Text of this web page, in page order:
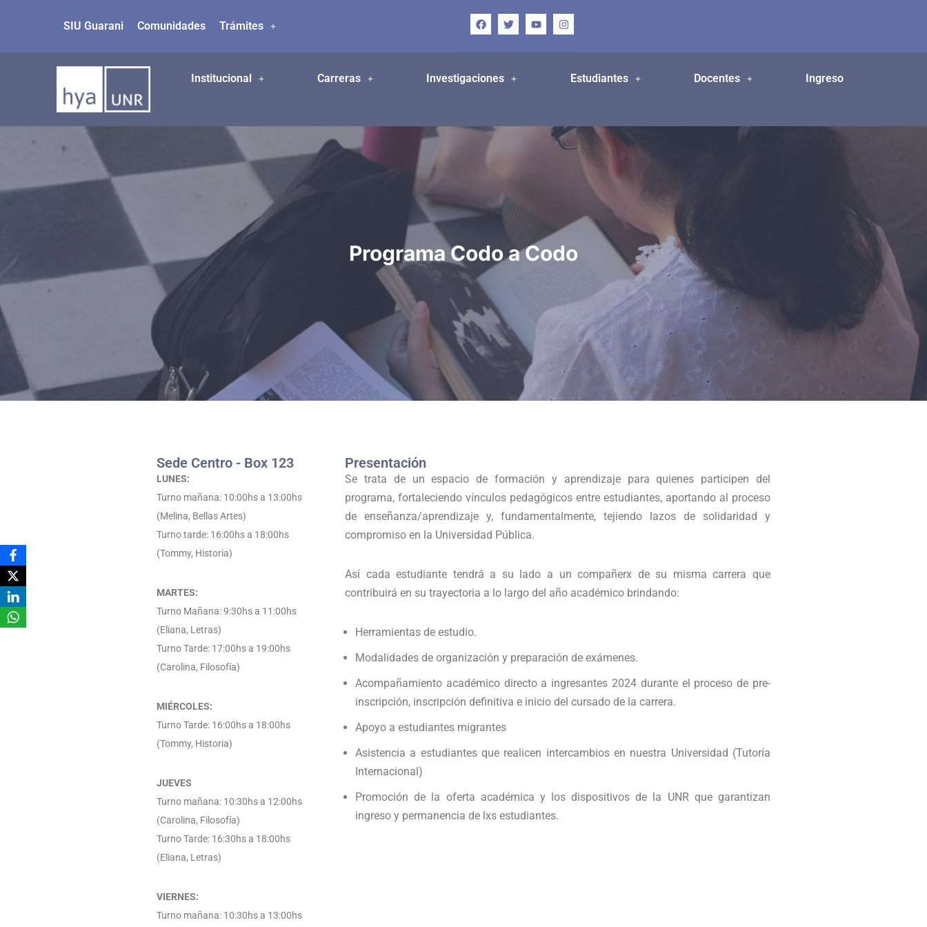
al
SIU Guarani Comunidades Trámites
Institucional Carreras Investigaciones Estudiantes Docentes Ingreso
Programa Codo a Codo
Sede Centro - Box 123
LUNES:
Turno mañana: 10:00hs a 13:00hs
(Melina, Bellas Artes)
Turno tarde: 16:00hs a 18:00hs
(Tommy, Historia)
MARTES:
Turno Mañana: 9:30hs a 11:00hs
(Eliana, Letras)
Turno Tarde: 17:00hs a 19:00hs
(Carolina, Filosofía)
MIÉRCOLES:
Turno Tarde: 16:00hs a 18:00hs
(Tommy, Historia)
JUEVES
Turno mañana: 10:30hs a 12:00hs
(Carolina, Filosofía)
Turno Tarde: 16:30hs a 18:00hs
(Eliana, Letras)
VIERNES:
Turno mañana: 10:30hs a 13:00hs
Presentación
Se trata de un espacio de formación y aprendizaje para quienes participen del
programa, fortaleciendo vínculos pedagógicos entre estudiantes, aportando al proceso
de enseñanza/aprendizaje y, fundamentalmente, tejiendo lazos de solidaridad y
compromiso en la Universidad Pública.
Así cada estudiante tendrá a su lado a un compañerx de su misma carrera que
contribuirá en su trayectoria a lo largo del año académico brindando:
Herramientas de estudio.
Modalidades de organización y preparación de exámenes.
Acompañamiento académico directo a ingresantes 2024 durante el proceso de pre-
inscripción, inscripción definitiva e inicio del cursado de la carrera.
Apoyo a estudiantes migrantes
Asistencia a estudiantes que realicen intercambios en nuestra Universidad (Tutoría
Internacional)
Promoción de la oferta académica y los dispositivos de la UNR que garantizan
ingreso y permanencia de lxs estudiantes.